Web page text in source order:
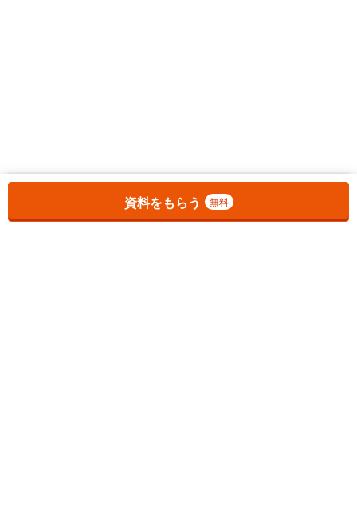
お気に入りに追加しました。
資料をもらう 無料